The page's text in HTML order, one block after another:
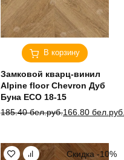
В корзину
Замковой кварц-винил
Alpine floor Chevron Дуб
Буна ЕСО 18-15
185.40бел.руб.
Первоначальная
185.40 бел.руб..
166.80
Текущая
Скидка -10%